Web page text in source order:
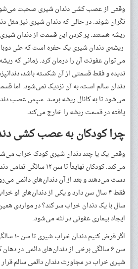
وقتی از عصب کشی دندان شیری صحبت
نگران شوند. در حالی که دندان شیری نیز مثل
ریشه هستند. پر کردن این قسمت از دندان
ریشه‌ی دندان شیری یک حفره است که طی
می‌توان عفونت آن را درمان کرد. زمانی که
ندیده و فقط قسمتی از آن شکسته باشد،
دندان سالم است، به آن نزدیک نمی‌شود. اما
می‌شود تا به کانال ریشه برسد. سپس عصب
یافته در قسمت ریشه را خارج می‌کند.
چرا کودکان به عصب کشی
وقتی یک یا چند دندان شیری کودک خراب
می‌کند. کودکان نهایتاً تا
دست می‌دهند و بعد از آن دندان‌های دائمی
سال با یک دندان خراب سر کند؟ در مواردی
ایجاد بیماری عفونی در لثه می‌شود.
اگر فرض
سن ۶ سالگی برخی از دندان‌های دائمی در
شیری خراب در مجاورت دندان دائمی سالم